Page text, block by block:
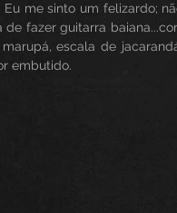
Eu me sinto um felizardo;
de fazer guitarra
escala de
embutido.